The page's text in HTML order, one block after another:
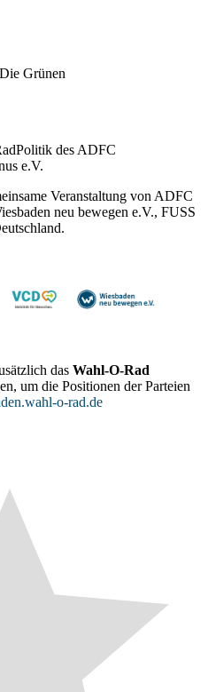
Grünen
des ADFC
e.V.
Veranstaltung von ADFC
neu bewegen e.V., FUSS
das Wahl-O-Rad
um die Positionen der Parteien
o-rad.de